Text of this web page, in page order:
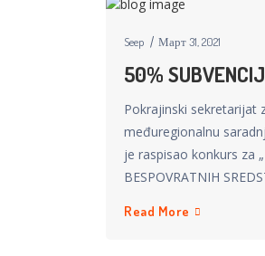
Seep Март 31, 2021
50%
Pokrajinski sekretarijat
međuregionalnu
je raspisao konkurs za
BESPOVRATNIH
Read More